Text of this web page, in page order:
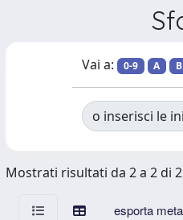
Vai a: 0-9 A B
o inserisci le
Mostrati risultati da 2 a 2 di 2
esporta